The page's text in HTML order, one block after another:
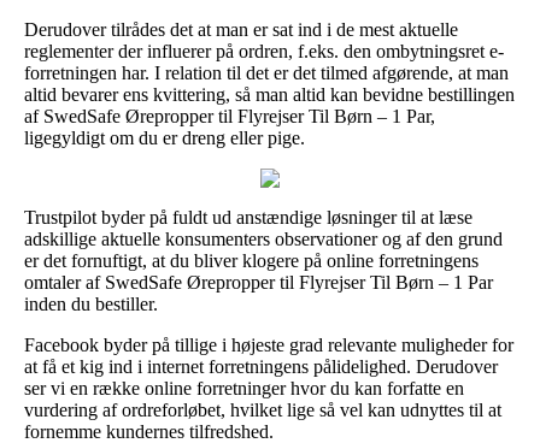
Derudover tilrådes det at man er sat ind i de mest aktuelle
reglementer der influerer på ordren, f.eks. den ombytningsret e-
forretningen har. I relation til det er det tilmed afgørende, at man
altid bevarer ens kvittering, så man altid kan bevidne bestillingen
af SwedSafe Ørepropper til Flyrejser Til Børn – 1 Par,
ligegyldigt om du er dreng eller pige.
Trustpilot byder på fuldt ud anstændige løsninger til at læse
adskillige aktuelle konsumenters observationer og af den grund
er det fornuftigt, at du bliver klogere på online forretningens
omtaler af SwedSafe Ørepropper til Flyrejser Til Børn – 1 Par
inden du bestiller.
Facebook byder på tillige i højeste grad relevante muligheder for
at få et kig ind i internet forretningens pålidelighed. Derudover
ser vi en række online forretninger hvor du kan forfatte en
vurdering af ordreforløbet, hvilket lige så vel kan udnyttes til at
fornemme kundernes tilfredshed.